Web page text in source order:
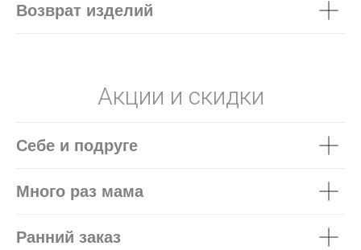
Возврат изделий
Акции и скидки
Себе и подруге
Много раз мама
Ранний заказ